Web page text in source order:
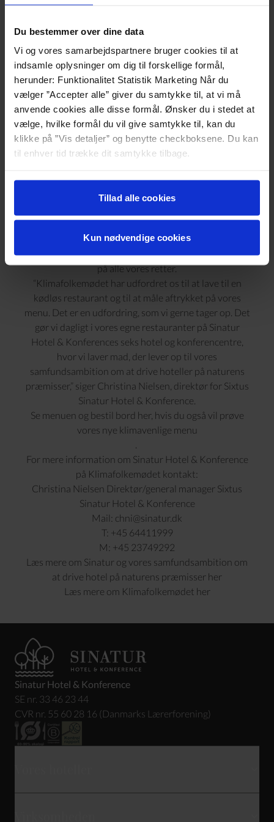
Du bestemmer over dine data
Vi og vores samarbejdspartnere bruger cookies til at
indsamle oplysninger om dig til forskellige formål,
herunder: Funktionalitet Statistik Marketing Når du
vælger ”Accepter alle” giver du samtykke til, at vi må
anvende cookies alle disse formål. Ønsker du i stedet at
vælge, hvilke formål du vil give samtykke til, kan du
klikke på ”Vis detaljer” og benytte checkboksene. Du kan
til enhver tid trække dit samtykke tilbage.
Læs mere om det samt vores behandling af
personoplysninger her>>Tillad alle cookies
Kun nødvendige cookies
styre igennem. Derfor er det godt at vide, at man ikke
forbindelse med sin grønne omstilling,” siger Flemming
Møldrup, rådgiver i bæredygtig kommunikation og
branding og partner og co founder i Märk.
Hvor: Klimafolkemødet den 2. september kl. 15.00 i
Sinaturs Hotel & Konferences restaurant, Sinatur Mad
& Mødested.
Spis med Sinatur Hotel & Konference på
Klimafolkemødet
I år tilbyder vi også muligheden for at besøge Sinatur
placeret centralt på pladsen. Efter den store succes
med pop-up restaurant på Folkemødet på Bornholm,
Klimafolkemødet i Middelfart. Og for Sinatur Hotel &
Konferences gæster bliver det nemt at vælge, hvor
stort et CO2-aftryk, de vil sætte, for det har vi beregnet
på alle vores retter.
“Klimafolkemødet har udfordret os til at lave til en
kødløs restaurant og til at måle aftrykket på vores
menu. Det er en udfordring, som vi gerne tager op. Det
gør vi dagligt i vores egne restauranter på Sinatur
Hotel & Konferences seks hotel og konferencentre,
hvor vi laver mad, der lever op til vores
samfundsambition om at drive hoteller på naturens
præmisser,” siger Christina Nielsen, direktør for Sixtus
Sinatur Hotel & Konference.
Se menuen og bestil bord her, hvis du også vil prøve
vores nye klimavenlige menu
For mere information om Sinatur Hotel & Konference
på Klimafolkemødet kontakt:
Christina Nielsen Direktør/general manager Sixtus
Sinatur Hotel & Konference
Mail: chni@sinatur.dk
T: +45 64411999
M: +45 23749292
Læs mere om Sinatur og vores samfundsambition om
at drive hotel på naturens præmisser her
Læs mere om Klimafolkemødet her
Sinatur Hotel & Konference
SE nr. 33 46 23 44
CVR nr. 55 60 28 16 (Danmarks Lærerforening)